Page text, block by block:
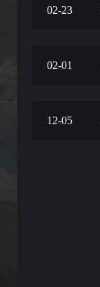
02-23
02-01
12-05